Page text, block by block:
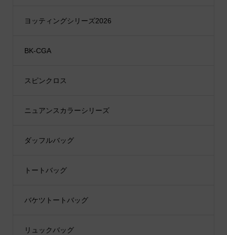
ヨッティングシリーズ2026
BK-CGA
スピンクロス
ニュアンスカラーシリーズ
ダッフルバッグ
トートバッグ
バケツトートバッグ
リュックバッグ